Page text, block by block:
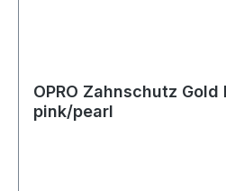
OPRO Zahnschutz
pink/pearl